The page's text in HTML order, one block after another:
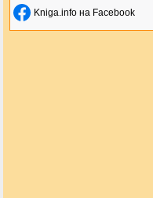
Kniga.info на Facebook